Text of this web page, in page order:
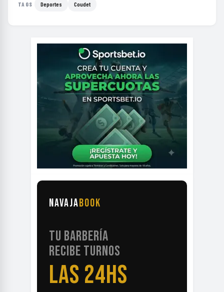
TAGS Deportes Coudet
NAVAJABOOK
TU BARBERÍA
RECIBE TURNOS
LAS 24HS